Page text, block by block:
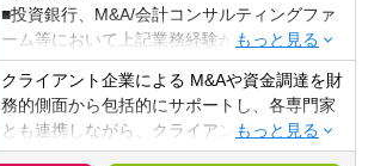
■投資銀行、M&A/会計コンサルティングファ
ーム等において上記業務経験がある方
■上場会社/上場準備会社等事業会社において
M&A 関連業務に携わっていた方
■プロジェクトの統括経験がある方
■上記に準じるキャリアを有する方
クライアント企業による M&Aや資金調達を財
務的側面から包括的にサポートし、各専門家
とも連携しながら、クライアント企業の財務
戦略の策定、実行を支援します。 企業価値評